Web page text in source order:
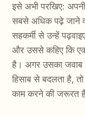
इसे अभी परखिए:
सबसे अधिक पढ़े जाने
सहकर्मी से उन्हें
और उससे कहिए कि
है। अगर उसका
हिसाब से बदलता है,
काम करने की जरूरत